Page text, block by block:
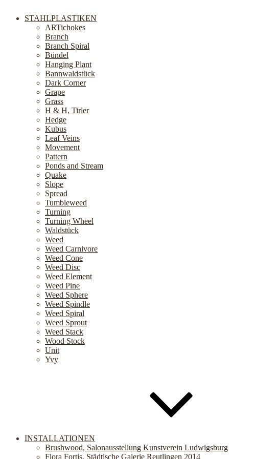
STAHLPLASTIKEN
ARTichokes
Branch
Branch Spiral
Bündel
Hanging Plant
Bannwaldstück
Dark Corner
Grape
Grass
H & H, Tirler
Hedge
Kubus
Leaf Veins
Movement
Pattern
Ponds and Stream
Quake
Slope
Spread
Tumbleweed
Turning
Turning Wheel
Waldstück
Weed
Weed Carnivore
Weed Cone
Weed Disc
Weed Element
Weed Pine
Weed Sphere
Weed Spindle
Weed Spiral
Weed Sprout
Weed Stack
Wood Stock
Unit
Yvy
INSTALLATIONEN
Brushwood, Salonausstellung Kunstverein Ludwigsburg
Flora Fortis, Städtische Galerie Reutlingen 2014